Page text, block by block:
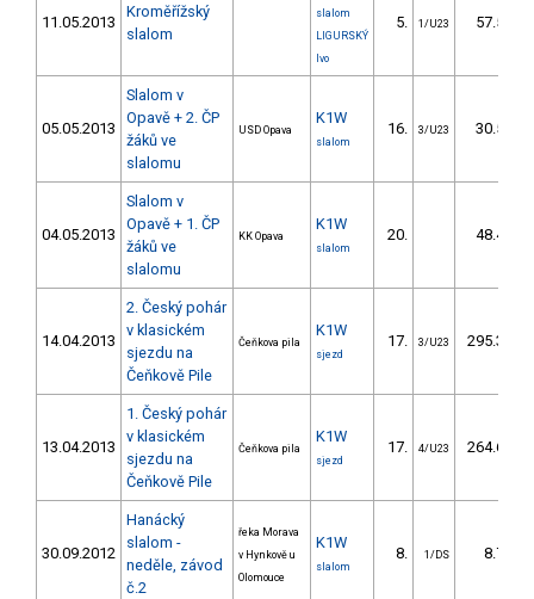
11.05.2013
Kroměřížský
slalom
slalom
LIGURSKÝ
Ivo
5. 1/U23 57.50
05.05.2013
Slalom v
Opavě + 2. ČP
žáků ve
slalomu
USD Opava
K1W
slalom
16. 3/U23 30.50
04.05.2013
Slalom v
Opavě + 1. ČP
žáků ve
slalomu
KK Opava
K1W
slalom
20. 48.47
14.04.2013
2. Český pohár
v klasickém
sjezdu na
Čeňkově Pile
Čeňkova pila
K1W
sjezd
17. 3/U23 295.30
13.04.2013
1. Český pohár
v klasickém
sjezdu na
Čeňkově Pile
Čeňkova pila
K1W
sjezd
17. 4/U23 264.60
30.09.2012
Hanácký
slalom -
neděle, závod
č.2
řeka Morava
v Hynkově u
Olomouce
K1W
slalom
8. 1/DS 8.70